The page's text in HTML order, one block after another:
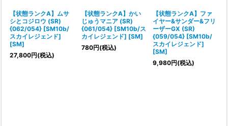
【状態ランクA】ムサ
シとコジロウ (SR)
{062/054} [SM10b/
スカイレジェンド]
[SM]
27,800円(税込)
【状態ランクA】かい
じゅうマニア (SR)
{061/054} [SM10b/ス
カイレジェンド] [SM]
780円(税込)
【状態ランクA】ファ
イヤー&サンダー&フリ
ーザーGX (SR)
{059/054} [SM10b/
スカイレジェンド]
[SM]
9,980円(税込)